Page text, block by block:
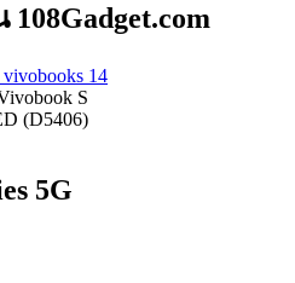
S
(D5406)
5G